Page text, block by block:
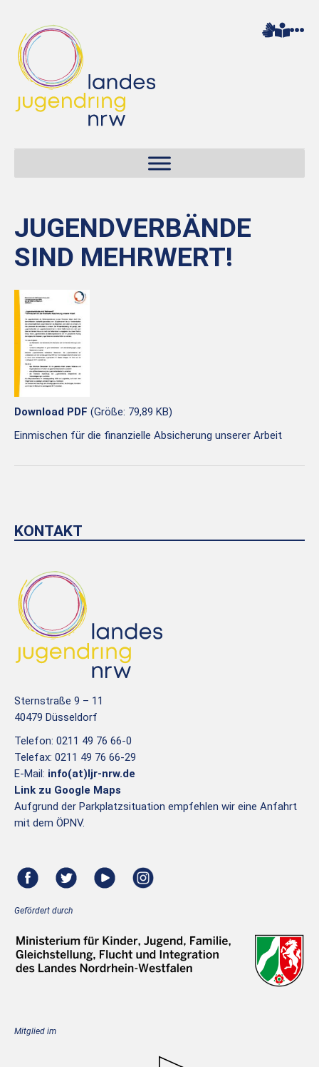
JUGENDVERBÄNDE
SIND MEHRWERT!
Download PDF (Größe: 79,89 KB)
Einmischen für die finanzielle Absicherung unserer Arbeit
KONTAKT
Sternstraße 9 – 11
40479 Düsseldorf
Telefon: 0211 49 76 66-0
Telefax: 0211 49 76 66-29
E-Mail: info(at)ljr-nrw.de
Link zu Google Maps
Aufgrund der Parkplatzsituation empfehlen wir eine Anfahrt
mit dem ÖPNV.
Gefördert durch
Mitglied im